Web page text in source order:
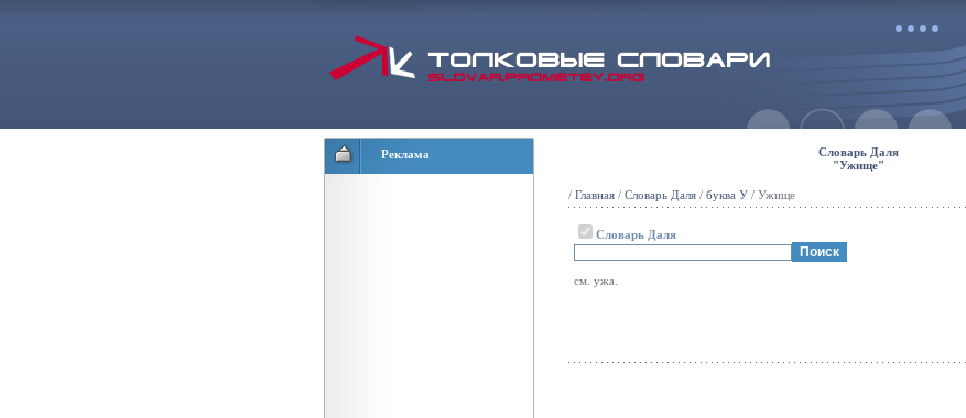
Реклама
Словарь Даля
"Ужище"
/ Главная / Словарь Даля / буква У / Ужище
Словарь Даля
см. ужа.